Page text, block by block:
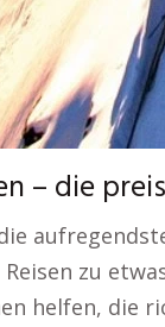
– die
zu
helfen, die